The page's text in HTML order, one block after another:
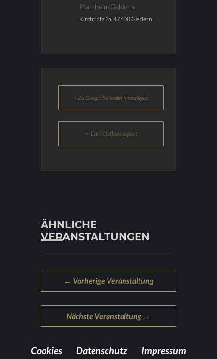
Pfarrheim Geldern
Kirchplatz 3a, 47608 Geldern
+ Zu Google Kalender hinzufügen
+ iCal / Outlook export
ÄHNLICHE
VERANSTALTUNGEN
← Vorherige Veranstaltung
Nächste Veranstaltung →
Coo­kies Da­ten­schutz Im­pres­sum